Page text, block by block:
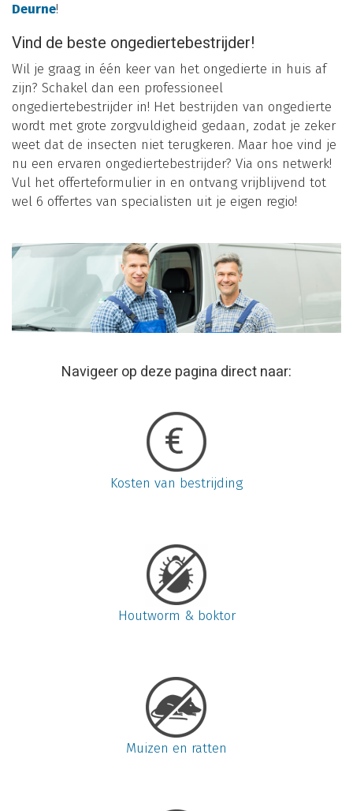
Deurne!
Vind de beste ongediertebestrijder!
Wil je graag in één keer van het ongedierte in huis af
zijn? Schakel dan een professioneel
ongediertebestrijder in! Het bestrijden van ongedierte
wordt met grote zorgvuldigheid gedaan, zodat je zeker
weet dat de insecten niet terugkeren. Maar hoe vind je
nu een ervaren ongediertebestrijder? Via ons netwerk!
Vul het offerteformulier in en ontvang vrijblijvend tot
wel 6 offertes van specialisten uit je eigen regio!
Navigeer op deze pagina direct naar:
Kosten van bestrijding
Houtworm & boktor
Muizen en ratten